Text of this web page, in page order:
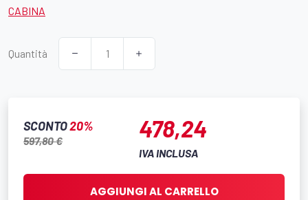
CABINA
Quantità
SCONTO20%
597,80 € 478,24
IVA INCLUSA
AGGIUNGI AL CARRELLO